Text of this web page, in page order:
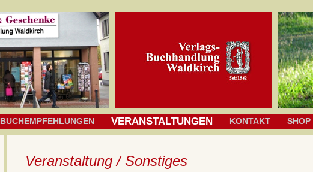
BUCHEMPFEHLUNGEN VERANSTALTUNGEN KONTAKT SHOP
Veranstaltung / Sonstiges